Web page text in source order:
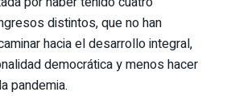
distintos, que no han
hacia el desarrollo integral,
democrática y menos hacer
pandemia.